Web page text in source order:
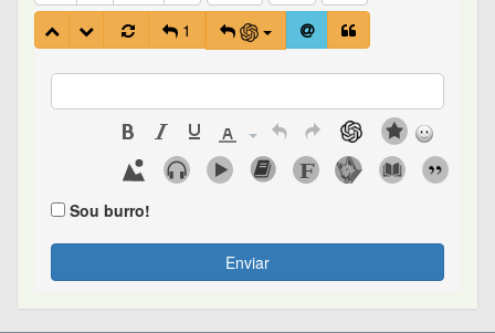
1
Sou burro!
Enviar